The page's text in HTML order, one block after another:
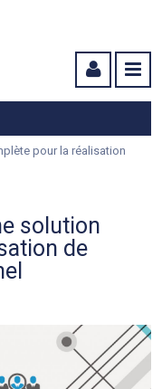
pour la réalisation
solution
de